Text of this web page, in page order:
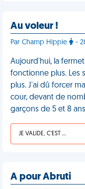
Au voleur !
Par Champ Hippie -
Aujourd'hui, la
fonctionne plus. Les
plus. J'ai dû forcer
cour, devant de
garçons de 5 et 8
JE VALIDE, C'EST UNE VDM
A pour Abruti